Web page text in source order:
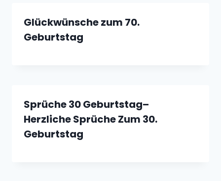
Glückwünsche zum 70.
Geburtstag
Sprüche 30 Geburtstag–
Herzliche Sprüche Zum 30.
Geburtstag